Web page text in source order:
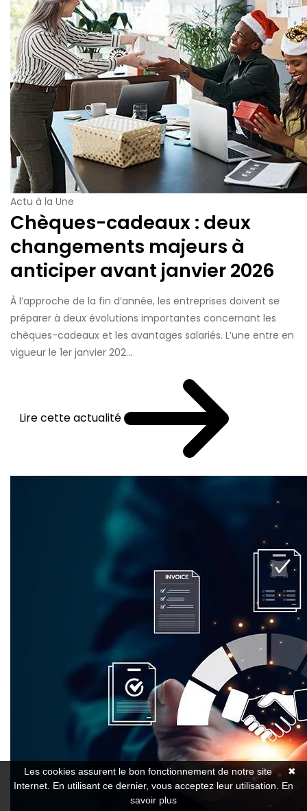
Actu à la Une
Chèques-cadeaux : deux
changements majeurs à
anticiper avant janvier 2026
À l’approche de la fin d’année, les entreprises doivent se
préparer à deux évolutions importantes concernant les
chèques-cadeaux et les avantages salariés. L’une entre en
vigueur le 1er janvier 202...
Lire cette actualité
✖
Les cookies assurent le bon fonctionnement de notre site
Internet. En utilisant ce dernier, vous acceptez leur utilisation. En
savoir plus